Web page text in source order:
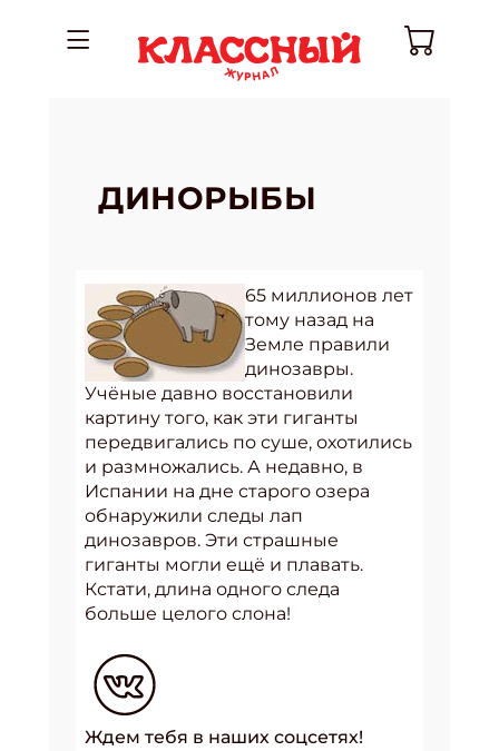
ДИНОРЫБЫ
65 миллионов лет
тому назад на
Земле правили
динозавры.
Учёные давно восстановили
картину того, как эти гиганты
передвигались по суше, охотились
и размножались. А недавно, в
Испании на дне старого озера
обнаружили следы лап
динозавров. Эти страшные
гиганты могли ещё и плавать.
Кстати, длина одного следа
больше целого слона!
Ждем тебя в наших соцсетях!